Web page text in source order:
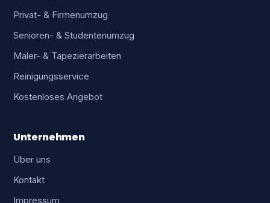
Privat- & Firmenumzug
Senioren- & Studentenumzug
Maler- & Tapezierarbeiten
Reinigungsservice
Kostenloses Angebot
Unternehmen
Über uns
Kontakt
Impressum